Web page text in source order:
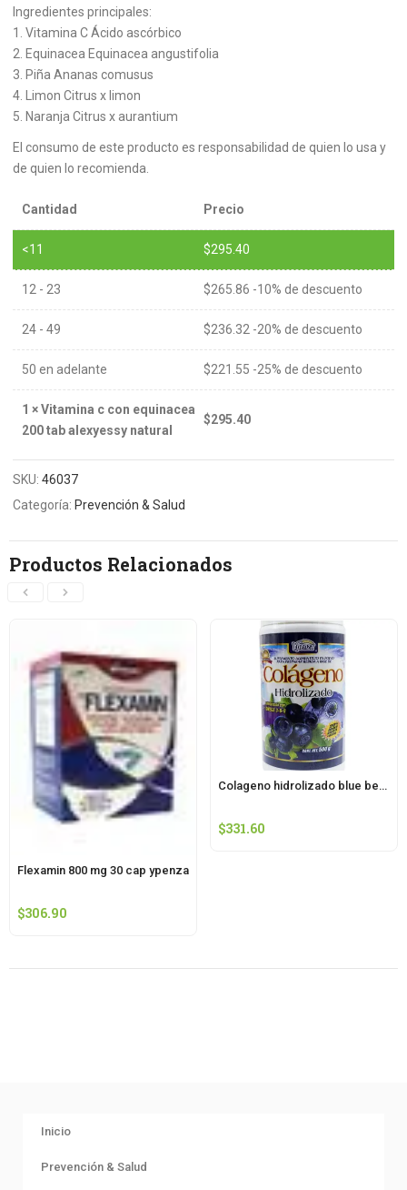
Ingredientes principales:
1. Vitamina C Ácido ascórbico
2. Equinacea Equinacea angustifolia
3. Piña Ananas comusus
4. Limon Citrus x limon
5. Naranja Citrus x aurantium
El consumo de este producto es responsabilidad de quien lo usa y
de quien lo recomienda.
Cantidad Precio
<11 $295.40
12 - 23 $265.86 -10% de descuento
24 - 49 $236.32 -20% de descuento
50 en adelante $221.55 -25% de descuento
1 ×Vitamina c con equinacea
200 tab alexyessy natural
$295.40
SKU:46037
Categoría:Prevención & Salud
Productos Relacionados
Flexamin 800 mg 30 cap ypenza
$306.90
Colageno hidrolizado blue berry 500 g ypenza
$331.60
Inicio
Prevención & Salud